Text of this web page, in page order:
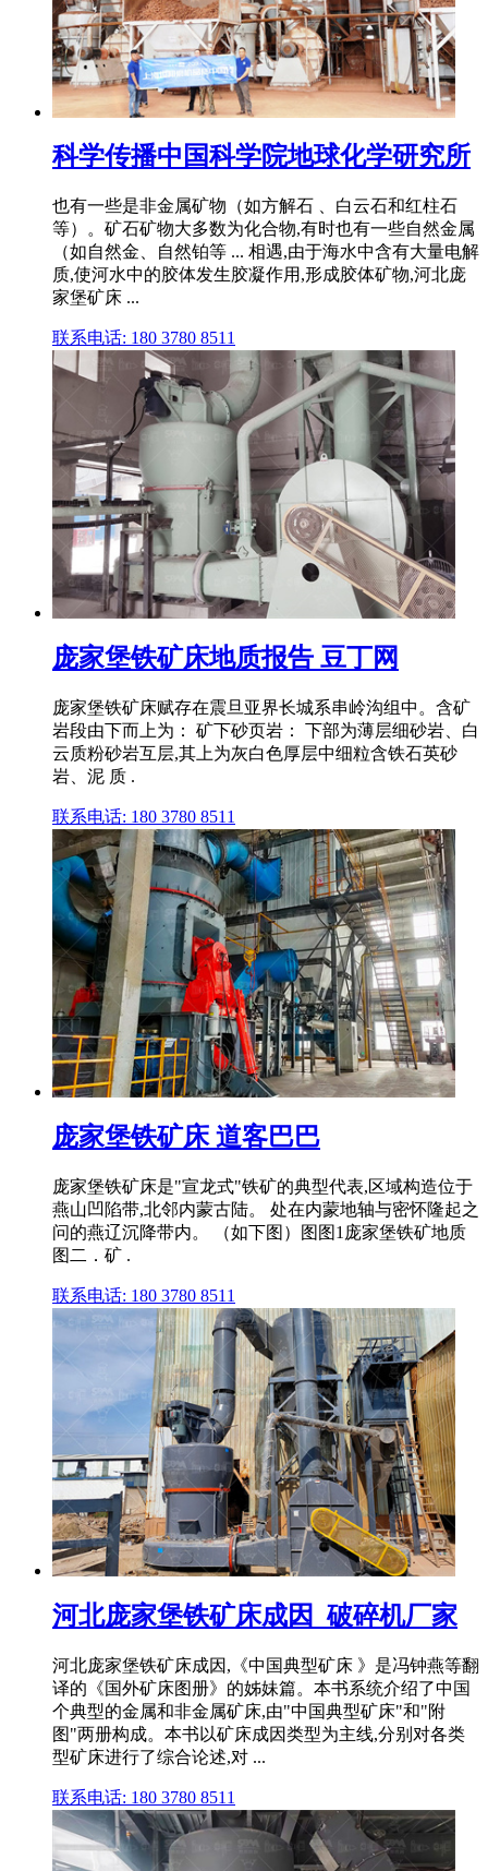
科学传播中国科学院地球化学研究所
也有一些是非金属矿物（如方解石 、白云石和红柱石
等）。矿石矿物大多数为化合物,有时也有一些自然金属
（如自然金、自然铂等 ... 相遇,由于海水中含有大量电解
质,使河水中的胶体发生胶凝作用,形成胶体矿物,河北庞
家堡矿床 ...
联系电话: 180 3780 8511
庞家堡铁矿床地质报告 豆丁网
庞家堡铁矿床赋存在震旦亚界长城系串岭沟组中。含矿
岩段由下而上为： 矿下砂页岩： 下部为薄层细砂岩、白
云质粉砂岩互层,其上为灰白色厚层中细粒含铁石英砂
岩、泥 质 .
联系电话: 180 3780 8511
庞家堡铁矿床 道客巴巴
庞家堡铁矿床是"宣龙式"铁矿的典型代表,区域构造位于
燕山凹陷带,北邻内蒙古陆。 处在内蒙地轴与密怀隆起之
问的燕辽沉降带内。 （如下图）图图1庞家堡铁矿地质
图二．矿 .
联系电话: 180 3780 8511
河北庞家堡铁矿床成因_破碎机厂家
河北庞家堡铁矿床成因,《中国典型矿床 》是冯钟燕等翻
译的《国外矿床图册》的姊妹篇。本书系统介绍了中国
个典型的金属和非金属矿床,由"中国典型矿床"和"附
图"两册构成。本书以矿床成因类型为主线,分别对各类
型矿床进行了综合论述,对 ...
联系电话: 180 3780 8511